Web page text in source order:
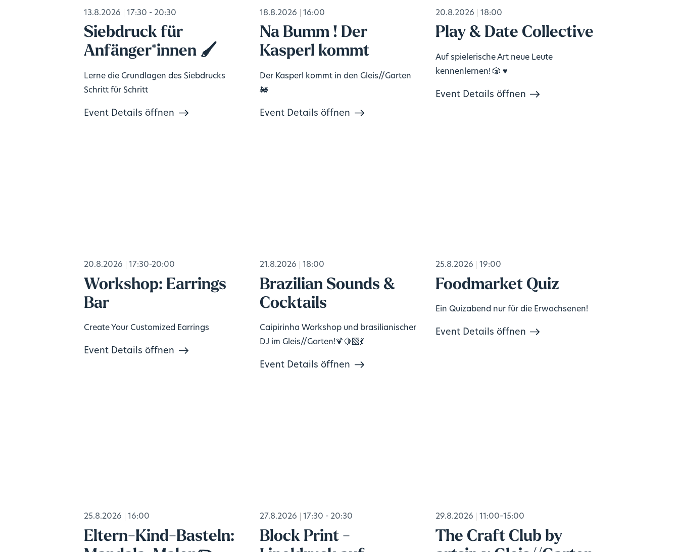
13.8.2026 17:30 - 20:30
Siebdruck für
Anfänger*innen 🖌️
Lerne die Grundlagen des Siebdrucks
Schritt für Schritt
Event Details öffnen
18.8.2026 16:00
Na Bumm ! Der
Kasperl kommt
Der Kasperl kommt in den Gleis//Garten
🚂
Event Details öffnen
20.8.2026 18:00
Play & Date Collective
Auf spielerische Art neue Leute
kennenlernen! 🎲 ♥️
Event Details öffnen
20.8.2026 17:30-20:00
Workshop: Earrings
Bar
Create Your Customized Earrings
Event Details öffnen
21.8.2026 18:00
Brazilian Sounds &
Cocktails
Caipirinha Workshop und brasilianischer
DJ im Gleis//Garten!🍹🍋‍🟩💃
Event Details öffnen
25.8.2026 19:00
Foodmarket Quiz
Ein Quizabend nur für die Erwachsenen!
Event Details öffnen
25.8.2026 16:00
Eltern-Kind-Basteln:
27.8.2026 17:30 - 20:30
Block Print -
29.8.2026 11:00–15:00
The Craft Club by